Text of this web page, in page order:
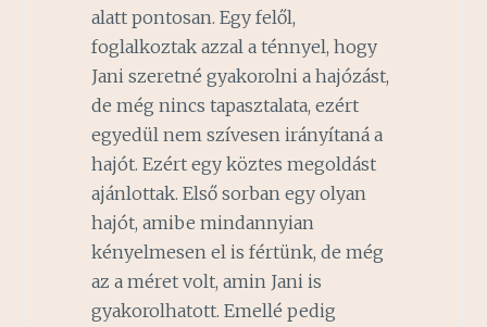
alatt pontosan. Egy felől,
foglalkoztak azzal a ténnyel, hogy
Jani szeretné gyakorolni a hajózást,
de még nincs tapasztalata, ezért
egyedül nem szívesen irányítaná a
hajót. Ezért egy köztes megoldást
ajánlottak. Első sorban egy olyan
hajót, amibe mindannyian
kényelmesen el is fértünk, de még
az a méret volt, amin Jani is
gyakorolhatott. Emellé pedig